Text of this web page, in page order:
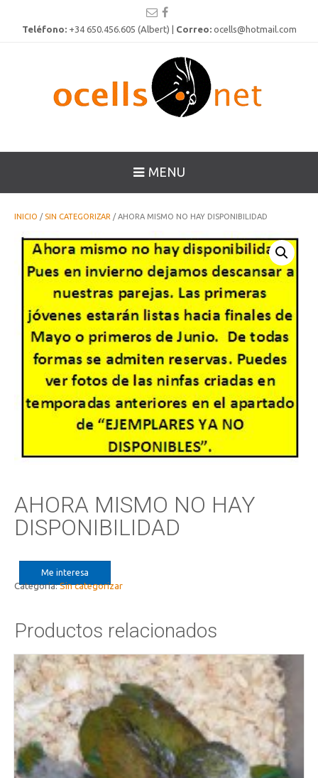
Teléfono:+34 650.456.605 (Albert) | Correo: ocells@hotmail.com
MENU
INICIO / SIN CATEGORIZAR / AHORA MISMO NO HAY DISPONIBILIDAD
AHORA MISMO NO HAY
DISPONIBILIDAD
Me interesa
Categoría:Sin categorizar
Productos relacionados